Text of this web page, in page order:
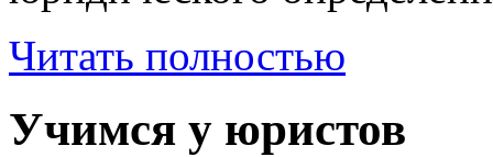
Читать полностью
Учимся у юристов